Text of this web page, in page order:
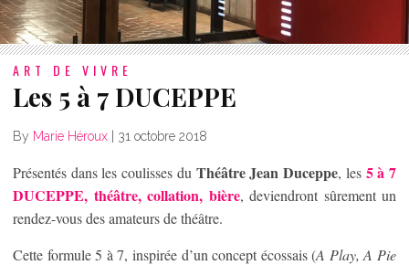
ART DE VIVRE
Les 5 à 7 DUCEPPE
By Marie Héroux | 31 octobre 2018
Présentés dans les coulisses du Théâtre Jean Duceppe, les 5 à 7
DUCEPPE, théâtre, collation, bière, deviendront sûrement un
rendez-vous des amateurs de théâtre.
Cette formule 5 à 7, inspirée d’un concept écossais (A Play, A Pie